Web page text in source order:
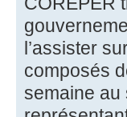
l’assister
composés
semaine au